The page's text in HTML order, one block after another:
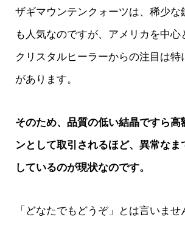
ザギマウンテンクォーツは、稀少な
も人気なのですが、アメリカを中心
クリスタルヒーラーからの注目は特
があります。
そのため、品質の低い結晶ですら高
ンとして取引されるほど、異常なま
しているのが現状なのです。
「どなたでもどうぞ」とは言いま